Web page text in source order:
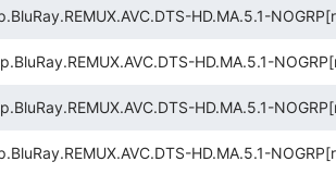
HD.MA.5.1-
HD.MA.5.1-
HD.MA.5.1-
HD.MA.5.1-